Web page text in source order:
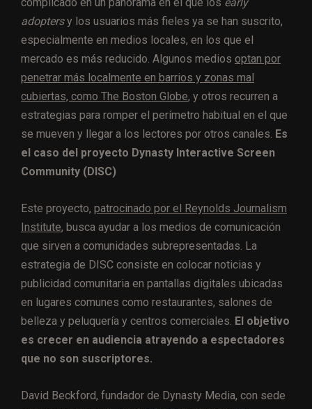
adoptersy los usuarios más fieles ya se han suscrito,
especialmente en medios locales, en los que el
mercado es más reducido. Algunos medios optan por
penetrar más localmente en barrios y zonas mal
cubiertas, como The Boston Globe, y otros recurren a
estrategias para romper el perímetro habitual en el que
se mueven y llegar a los lectores por otros canales. Es
el caso del proyecto Dynasty Interactive Screen
Community (DISC)
Este proyecto, patrocinado por el Reynolds Journalism
Institute, busca ayudar a los medios de comunicación
que sirven a comunidades subrepresentadas. La
estrategia de DISC consiste en colocar noticias y
publicidad comunitaria en pantallas digitales ubicadas
en lugares comunes como restaurantes, salones de
belleza y peluquería y centros comerciales. El objetivo
es crecer en audiencia atrayendo a espectadores
que no son suscriptores.
David Beckford, fundador de Dynasty Media, con sede